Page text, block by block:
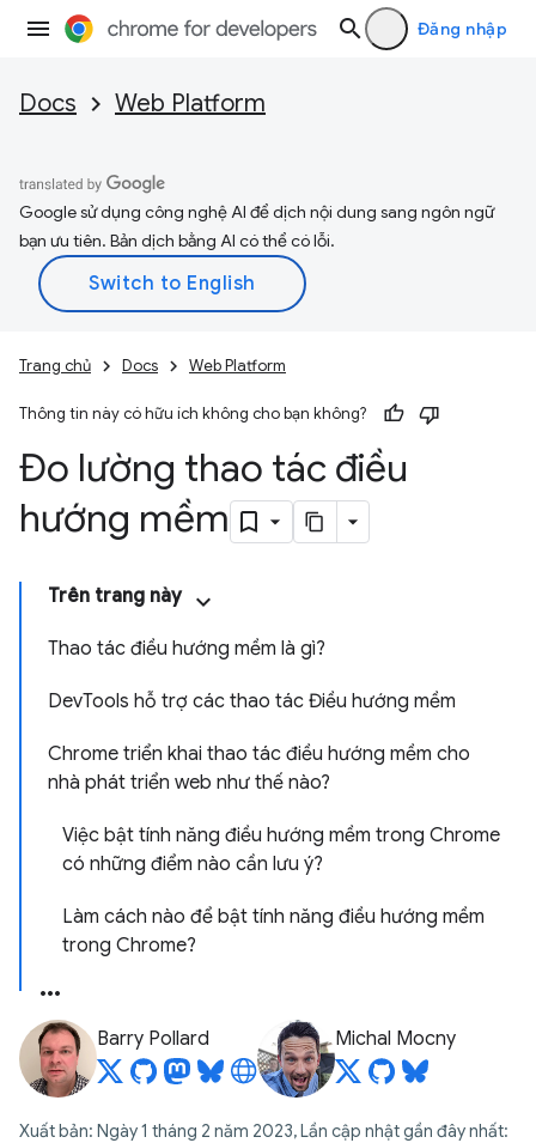
Đăng nhập
Docs Web Platform
Google sử dụng công nghệ AI để dịch nội dung sang ngôn ngữ
bạn ưu tiên. Bản dịch bằng AI có thể có lỗi.
Trang chủ Docs Web Platform
Thông tin này có hữu ích không cho bạn không?
Đo lường thao tác điều
hướng mềm
Trên trang này
Thao tác điều hướng mềm là gì?
DevTools hỗ trợ các thao tác Điều hướng mềm
Chrome triển khai thao tác điều hướng mềm cho
nhà phát triển web như thế nào?
Việc bật tính năng điều hướng mềm trong Chrome
có những điểm nào cần lưu ý?
Làm cách nào để bật tính năng điều hướng mềm
trong Chrome?
Barry Pollard Michal Mocny
Xuất bản: Ngày 1 tháng 2 năm 2023, Lần cập nhật gần đây nhất: